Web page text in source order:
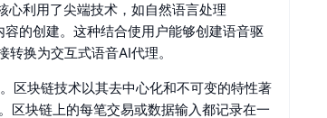
利用了尖端技术，如自然语言处理
容的创建。这种结合使用户能够创建语音驱
换为交互式语音AI代理。
区块链技术以其去中心化和不可变的特性著
区块链上的每笔交易或数据输入都记录在一